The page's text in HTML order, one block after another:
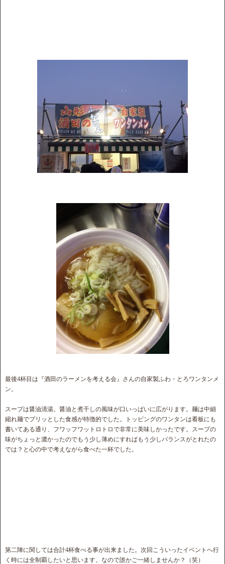
最後4杯目は『酒田のラーメンを考える会』さんの自家製ふわ・とろワンタンメ
ン。
スープは醤油清湯。醤油と煮干しの風味が口いっぱいに広がります。麺は中細
縮れ麺でプリッとした食感が特徴的でした。トッピングのワンタンは看板にも
書いてある通り、フワッフワットロトロで非常に美味しかったです。スープの
味がちょっと濃かったのでもう少し薄めにすればもう少しバランスがとれたの
では？と心の中で考えながら食べた一杯でした。
第二陣に関しては合計4杯食べる事が出来ました。次回こういったイベントへ行
く時には全制覇したいと思います。なので誰かご一緒しませんか？（笑）